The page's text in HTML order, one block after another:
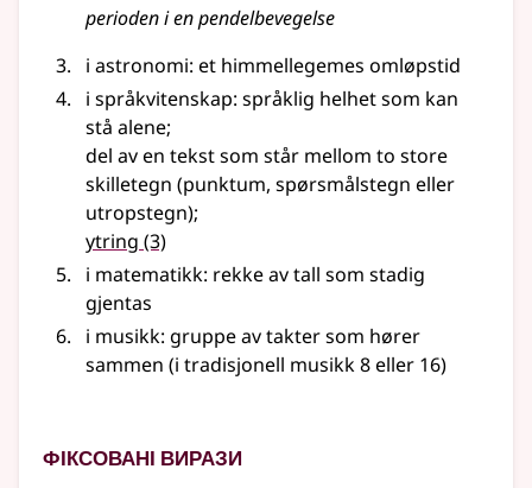
perioden i en pendelbevegelse
i astronomi: et himmellegemes omløpstid
i språkvitenskap: språklig helhet som kan
stå alene;
del av en tekst som står mellom to store
skilletegn (punktum, spørsmålstegn eller
utropstegn);
ytring (3)
i matematikk: rekke av tall som stadig
gjentas
i musikk: gruppe av takter som hører
sammen (i tradisjonell musikk 8 eller 16)
Фіксовані вирази